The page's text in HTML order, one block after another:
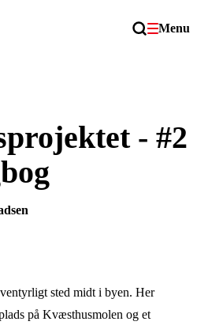
Menu
- #2
sted midt i byen. Her
på Kvæsthusmolen og et